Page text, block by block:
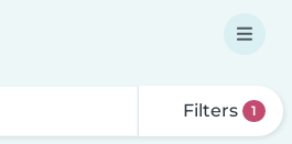
Filters 1